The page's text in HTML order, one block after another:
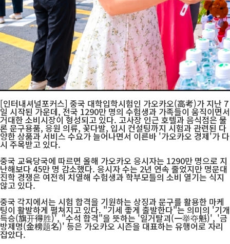
[인터내셔널포커스] 중국 대학입학시험인 가오카오(高考)가 지난 7
일 시작된 가운데, 전국 1290만 명의 수험생과 가족들이 움직이면서
거대한 소비시장이 형성되고 있다. 고사장 인근 호텔과 음식점은 물
론 문구용품, 응원 의류, 꽃다발, 입시 컨설팅까지 시험과 관련된 다
양한 상품과 서비스 수요가 늘어나면서 이른바 '가오카오 경제'가 다
시 주목받고 있다.
중국 교육당국에 따르면 올해 가오카오 응시자는 1290만 명으로 지
난해보다 45만 명 감소했다. 응시자 수는 2년 연속 줄었지만 명문대
진학 경쟁은 여전히 치열해 수험생과 학부모들의 소비 열기는 식지
않고 있다.
중국 각지에서는 시험 합격을 기원하는 상징과 문구를 활용한 마케
팅이 활발하게 펼쳐지고 있다. "기세 좋게 출발한다"는 의미의 '기개
득승(旗开得胜)', "수석 합격"을 뜻하는 '일거탈괴(一举夺魁)', '금
방제명(金榜题名)' 등은 가오카오 시즌을 대표하는 유행어로 자리
잡았다.